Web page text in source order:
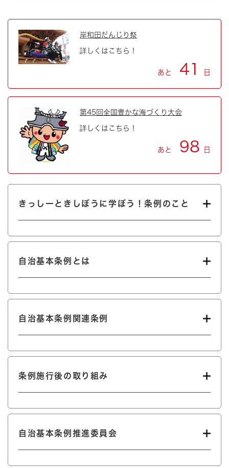
岸和田だんじり祭
詳しくはこちら！
あと 41 日
第45回全国豊かな海づくり大会
詳しくはこちら！
あと 98 日
きっしーときしぼうに学ぼう！条例のこと
自治基本条例とは
自治基本条例関連条例
条例施行後の取り組み
自治基本条例推進委員会